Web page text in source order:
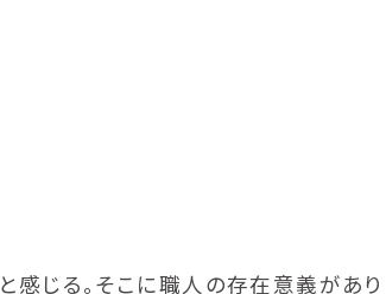
と感じる。そこに職人の存在意義があり